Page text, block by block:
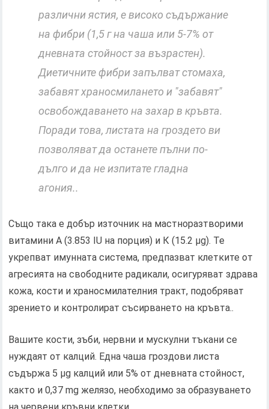
различни ястия, е високо съдържание
на фибри (1,5 г на чаша или 5-7% от
дневната стойност за възрастен).
Диетичните фибри запълват стомаха,
забавят храносмилането и "забавят"
освобождаването на захар в кръвта.
Поради това, листата на гроздето ви
позволяват да останете пълни по-
дълго и да не изпитате гладна
агония..
Също така е добър източник на мастноразтворими
витамини А (3.853 IU на порция) и К (15.2 μg). Те
укрепват имунната система, предпазват клетките от
агресията на свободните радикали, осигуряват здрава
кожа, кости и храносмилателния тракт, подобряват
зрението и контролират съсирването на кръвта..
Вашите кости, зъби, нервни и мускулни тъкани се
нуждаят от калций. Една чаша гроздови листа
съдържа 5 µg калций или 5% от дневната стойност,
както и 0,37 mg желязо, необходимо за образуването